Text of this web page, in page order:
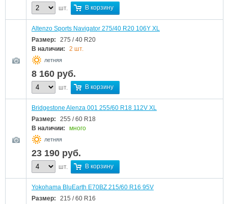
шт. В корзину
Altenzo Sports Navigator 275/40 R20 106Y XL
Размер:
275 / 40 R20
В наличии:
2 шт.
летняя
8 160 руб.
шт. В корзину
Bridgestone Alenza 001 255/60 R18 112V XL
Размер:
255 / 60 R18
В наличии:
много
летняя
23 190 руб.
шт. В корзину
Yokohama BluEarth E70BZ 215/60 R16 95V
Размер:
215 / 60 R16